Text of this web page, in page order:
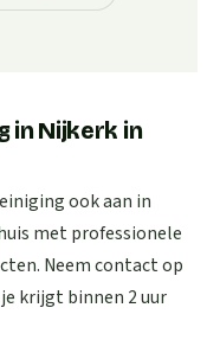
in Nijkerk in
ook aan in
met professionele
Neem contact op
krijgt binnen 2 uur